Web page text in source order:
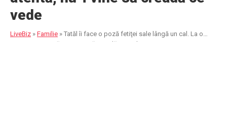
vede
LiveBiz » Familie » Tatăl îi face o poză fetiţei sale lângă un cal. La o
privire mai atentă, nu-i vine să creadă ce vede